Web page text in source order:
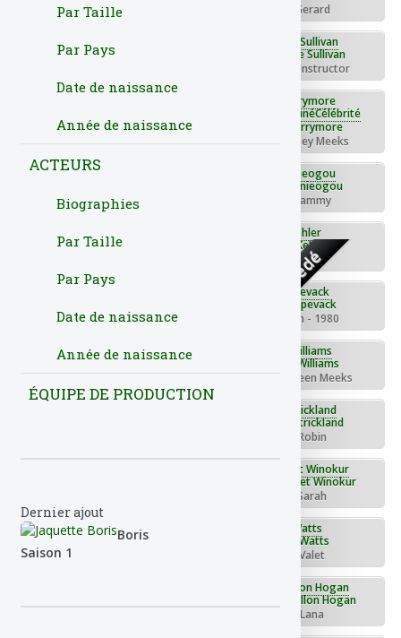
Rôle : - Grant Wade
Rôle : - Gerard
Brandon Craggs
Charlotte Sullivan
Rôle : - Spin Instructor
Rôle : - Waiter
Drew Barrymore
Rôle : - Lindsey Meeks
Evan Helmuth
Décédé
Rôle : - Troy
Greta Onieogou
Rôle : - Tammy
Jack Kehler
Décédé
Rôle : - Al
James B. Sikking
Décédé
Rôle : - Doug Meeks
Jason Spevack
Rôle : - Ben - 1980
Jimmy Fallon
Rôle : - Ben Wrightman
JoBeth Williams
Rôle : - Maureen Meeks
KaDee Strickland
Rôle : - Robin
Marissa Jaret Winokur
Rôle : - Sarah
Martin Roach
Rôle : - Husband
Matt Watts
Rôle : - Valet
Siobhan Fallon Hogan
Rôle : - Lana
Par Taille
Par Pays
Date de naissance
Année de naissance
ACTEURS
Biographies
Par Taille
Par Pays
Date de naissance
Année de naissance
ÉQUIPE DE PRODUCTION
Dernier ajout
Boris
Saison 1